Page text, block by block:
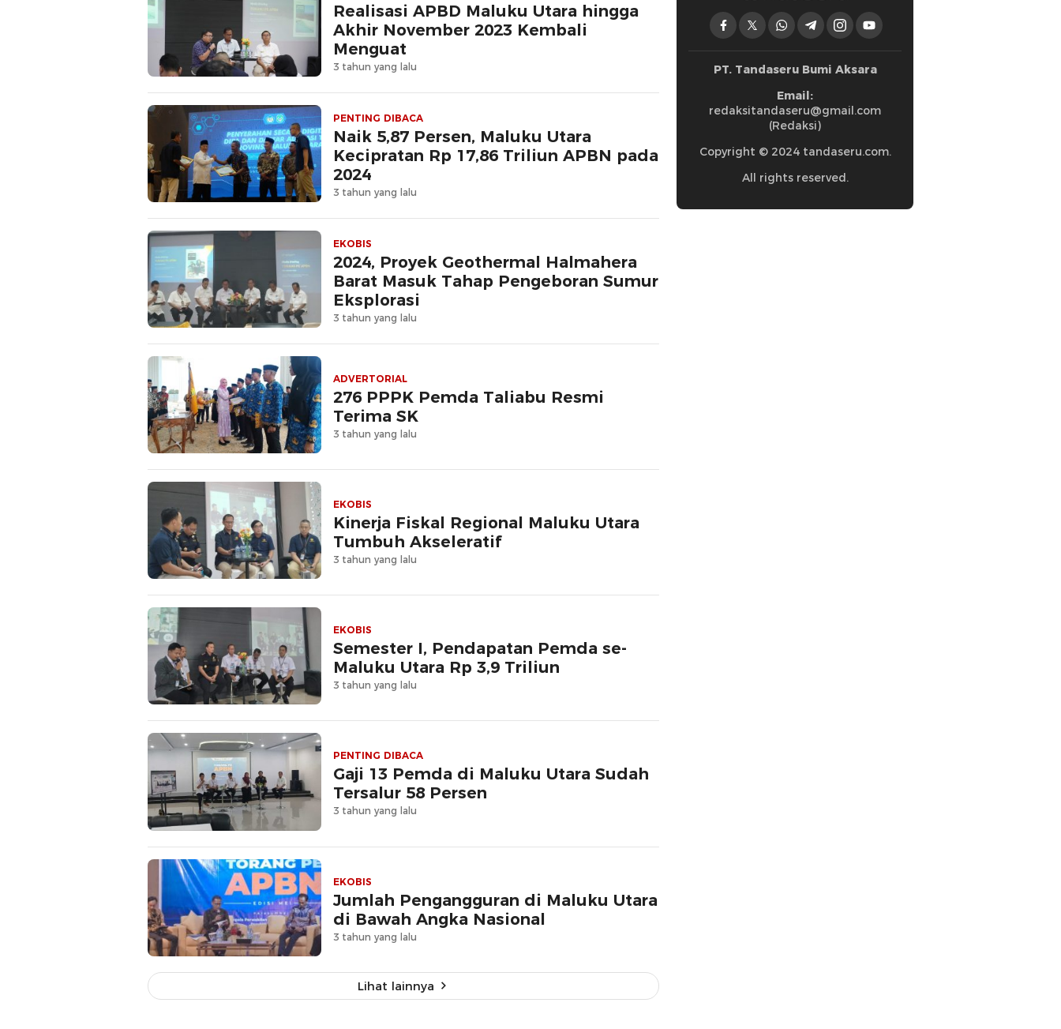
Realisasi APBD Maluku Utara hingga
Akhir November 2023 Kembali
Menguat
3 tahun yang lalu
PENTING DIBACA
Naik 5,87 Persen, Maluku Utara
Kecipratan Rp 17,86 Triliun APBN pada
2024
3 tahun yang lalu
EKOBIS
2024, Proyek Geothermal Halmahera
Barat Masuk Tahap Pengeboran Sumur
Eksplorasi
3 tahun yang lalu
ADVERTORIAL
276 PPPK Pemda Taliabu Resmi
Terima SK
3 tahun yang lalu
EKOBIS
Kinerja Fiskal Regional Maluku Utara
Tumbuh Akseleratif
3 tahun yang lalu
EKOBIS
Semester I, Pendapatan Pemda se-
Maluku Utara Rp 3,9 Triliun
3 tahun yang lalu
PENTING DIBACA
Gaji 13 Pemda di Maluku Utara Sudah
Tersalur 58 Persen
3 tahun yang lalu
EKOBIS
Jumlah Pengangguran di Maluku Utara
di Bawah Angka Nasional
3 tahun yang lalu
Lihat lainnya
PT. Tandaseru Bumi Aksara
Email:
redaksitandaseru@gmail.com
(Redaksi)
Copyright © 2024 tandaseru.com.
All rights reserved.